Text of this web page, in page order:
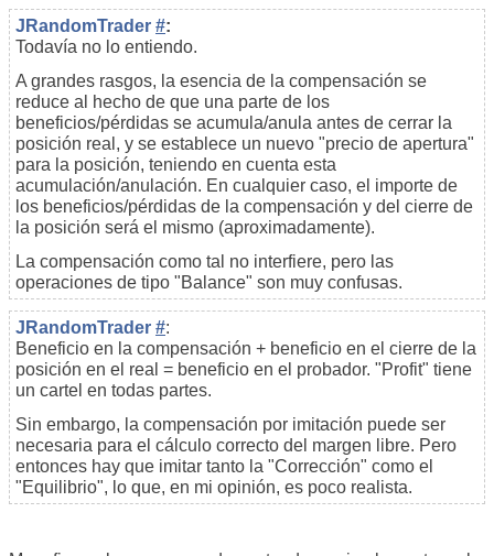
JRandomTrader #:
Todavía no lo entiendo.
A grandes rasgos, la esencia de la compensación se
reduce al hecho de que una parte de los
beneficios/pérdidas se acumula/anula antes de cerrar la
posición real, y se establece un nuevo "precio de apertura"
para la posición, teniendo en cuenta esta
acumulación/anulación. En cualquier caso, el importe de
los beneficios/pérdidas de la compensación y del cierre de
la posición será el mismo (aproximadamente).
La compensación como tal no interfiere, pero las
operaciones de tipo "Balance" son muy confusas.
JRandomTrader #:
Beneficio en la compensación + beneficio en el cierre de la
posición en el real = beneficio en el probador. "Profit" tiene
un cartel en todas partes.
Sin embargo, la compensación por imitación puede ser
necesaria para el cálculo correcto del margen libre. Pero
entonces hay que imitar tanto la "Corrección" como el
"Equilibrio", lo que, en mi opinión, es poco realista.